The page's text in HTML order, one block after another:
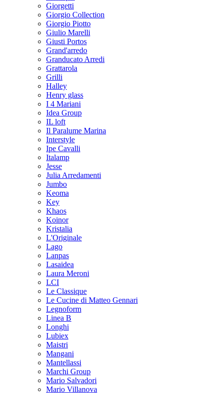
Giorgetti
Giorgio Collection
Giorgio Piotto
Giulio Marelli
Giusti Portos
Grand'arredo
Granducato Arredi
Grattarola
Grilli
Halley
Henry glass
I 4 Mariani
Idea Group
IL loft
Il Paralume Marina
Interstyle
Ipe Cavalli
Italamp
Jesse
Julia Arredamenti
Jumbo
Keoma
Key
Khaos
Koinor
Kristalia
L'Originale
Lago
Lanpas
Lasaidea
Laura Meroni
LCI
Le Classique
Le Cucine di Matteo Gennari
Legnoform
Linea B
Longhi
Lubiex
Maistri
Mangani
Mantellassi
Marchi Group
Mario Salvadori
Mario Villanova